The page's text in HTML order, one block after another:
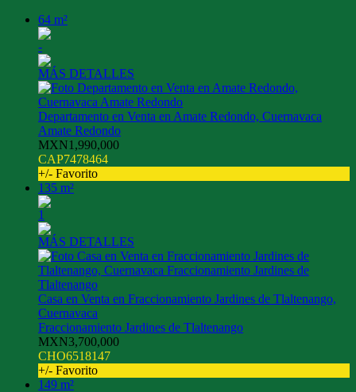
64 m²
-
MÁS DETALLES
Departamento en Venta en Amate Redondo, Cuernavaca
Amate Redondo
MXN1,990,000
CAP7478464
+/- Favorito
135 m²
1
MÁS DETALLES
Casa en Venta en Fraccionamiento Jardines de Tlaltenango,
Cuernavaca
Fraccionamiento Jardines de Tlaltenango
MXN3,700,000
CHO6518147
+/- Favorito
149 m²